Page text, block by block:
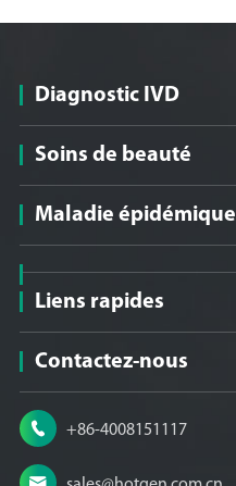
Diagnostic IVD
Soins de beauté
Maladie épidémique
Liens rapides
Contactez-nous
 +86-4008151117